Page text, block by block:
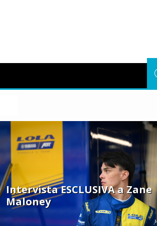
Intervista ESCLUSIVA a Zane
Maloney